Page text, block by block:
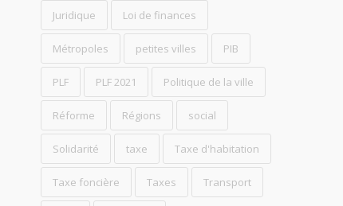
Juridique Loi de finances
Métropoles petites villes PIB
PLF PLF 2021 Politique de la ville
Réforme Régions social
Solidarité taxe Taxe d'habitation
Taxe foncière Taxes Transport